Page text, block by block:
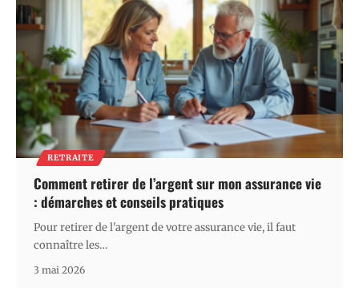
RETRAITE
Comment retirer de l’argent sur mon assurance vie
: démarches et conseils pratiques
Pour retirer de l'argent de votre assurance vie, il faut
connaître les…
3 mai 2026